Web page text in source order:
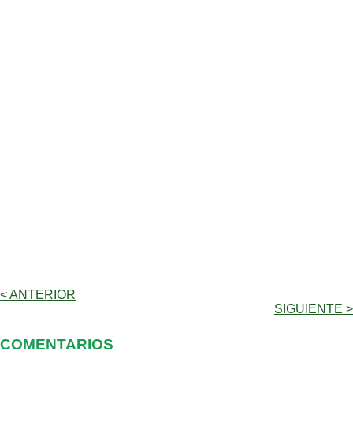
< ANTERIOR
SIGUIENTE >
COMENTARIOS